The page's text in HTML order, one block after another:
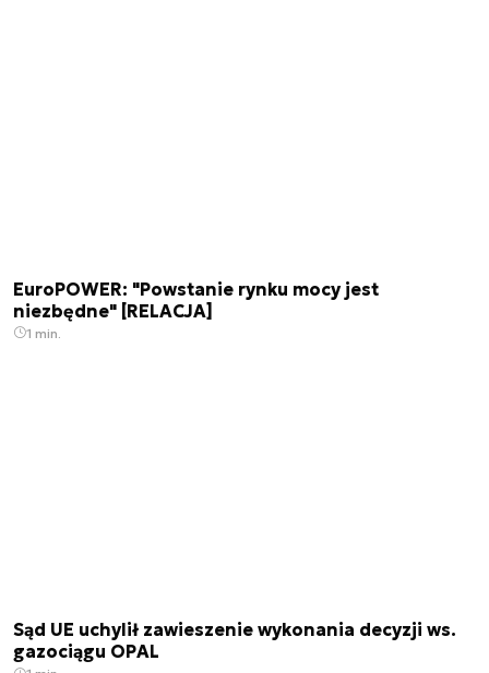
EuroPOWER: "Powstanie rynku mocy jest
niezbędne" [RELACJA]
1 min.
Sąd UE uchylił zawieszenie wykonania decyzji ws.
gazociągu OPAL